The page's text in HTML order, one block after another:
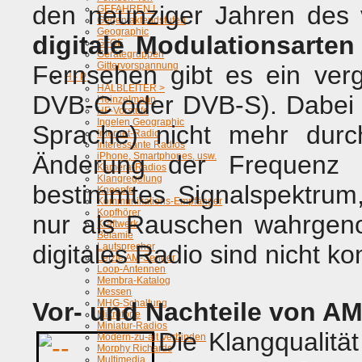
GEFAHREN !
Gegentaktendstufen
Geographic
GFGF
Gerätegruppen
Gittervorspannung
H - P
HALBLEITER >
Heinzelmann
HF-Vorstufe
Ingelen Geographic
Internet-Radio
Interessante Radios
iPhone, Smartphones, usw.
Kamera-Radios
Klangregelung
Knoepfe
Kommunikations-Empfänger
Kopfhörer
Kraftwerk
Belamie
Lautsprecher
Letzte AM-Sender
Loop-Antennen
Membra-Katalog
Messen
MHG-Schaltung
Mikrofone
Miniatur-Radios
Modern-zu-alt Verbinden
Morphy Richards
Multimedia
den neunziger Jahren des
digitale Modulationsarten
Fernsehen gibt es ein
DVB-C oder DVB-S).
Sprache) nicht mehr
Änderung der
bestimmtes
nur als Rauschen
digitales Radio sind nicht
Vor- und Nachteile von AM
Die